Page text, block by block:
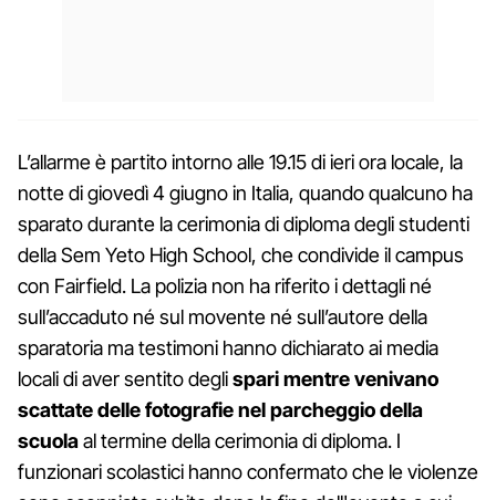
L’allarme è partito intorno alle 19.15 di ieri ora locale, la
notte di giovedì 4 giugno in Italia, quando qualcuno ha
sparato durante la cerimonia di diploma degli studenti
della Sem Yeto High School, che condivide il campus
con Fairfield. La polizia non ha riferito i dettagli né
sull’accaduto né sul movente né sull’autore della
sparatoria ma testimoni hanno dichiarato ai media
locali di aver sentito deglispari mentre venivano
scattate delle fotografie nel parcheggio della
scuolaal termine della cerimonia di diploma. I
funzionari scolastici hanno confermato che le violenze